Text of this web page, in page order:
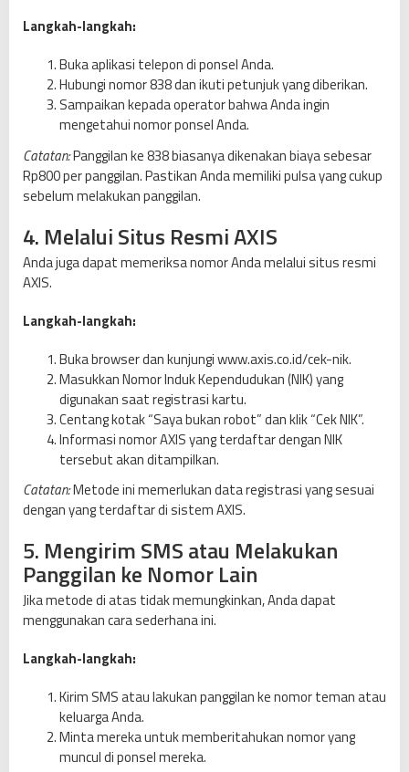
Langkah-langkah:
Buka aplikasi telepon di ponsel Anda.
Hubungi nomor 838 dan ikuti petunjuk yang diberikan.
Sampaikan kepada operator bahwa Anda ingin
mengetahui nomor ponsel Anda.
Catatan:Panggilan ke 838 biasanya dikenakan biaya sebesar
Rp800 per panggilan. Pastikan Anda memiliki pulsa yang cukup
sebelum melakukan panggilan.
4. Melalui Situs Resmi AXIS
Anda juga dapat memeriksa nomor Anda melalui situs resmi
AXIS.
Langkah-langkah:
Buka browser dan kunjungi www.axis.co.id/cek-nik.
Masukkan Nomor Induk Kependudukan (NIK) yang
digunakan saat registrasi kartu.
Centang kotak “Saya bukan robot” dan klik “Cek NIK”.
Informasi nomor AXIS yang terdaftar dengan NIK
tersebut akan ditampilkan.
Catatan:Metode ini memerlukan data registrasi yang sesuai
dengan yang terdaftar di sistem AXIS.
5. Mengirim SMS atau Melakukan
Panggilan ke Nomor Lain
Jika metode di atas tidak memungkinkan, Anda dapat
menggunakan cara sederhana ini.
Langkah-langkah:
Kirim SMS atau lakukan panggilan ke nomor teman atau
keluarga Anda.
Minta mereka untuk memberitahukan nomor yang
muncul di ponsel mereka.